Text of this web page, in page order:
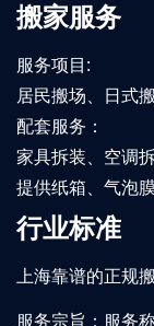
搬家服务
服务项目:
居民搬场、日式
配套服务：
家具拆装、空调
提供纸箱、气泡
行业标准
上海靠谱的正规
服务宗旨：服务